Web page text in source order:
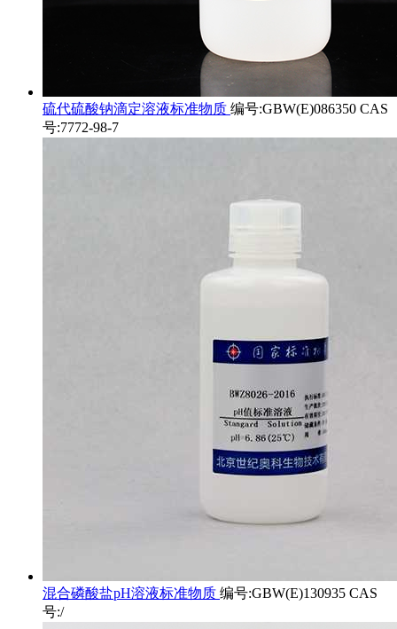
硫代硫酸钠滴定溶液标准物质 编号:GBW(E)086350 CAS
号:7772-98-7
混合磷酸盐pH溶液标准物质 编号:GBW(E)130935 CAS
号:/